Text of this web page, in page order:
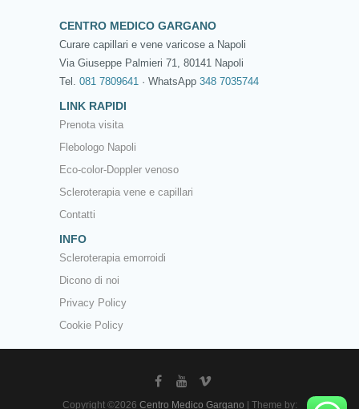
CENTRO MEDICO GARGANO
Curare capillari e vene varicose a Napoli
Via Giuseppe Palmieri 71, 80141 Napoli
Tel. 081 7809641 · WhatsApp 348 7035744
LINK RAPIDI
Prenota visita
Flebologo Napoli
Eco-color-Doppler venoso
Scleroterapia vene e capillari
Contatti
INFO
Scleroterapia emorroidi
Dicono di noi
Privacy Policy
Cookie Policy
Copyright ©2026 Centro Medico Gargano | Theme by: